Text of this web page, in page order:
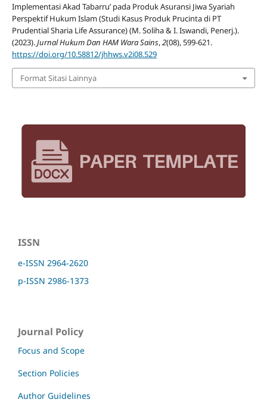
Implementasi Akad Tabarru’ pada Produk Asuransi Jiwa Syariah
Perspektif Hukum Islam (Studi Kasus Produk Prucinta di PT
Prudential Sharia Life Assurance) (M. Soliha & I. Iswandi, Penerj.).
(2023).Jurnal Hukum Dan HAM Wara Sains,2(08), 599-621.
https://doi.org/10.58812/jhhws.v2i08.529
Format Sitasi Lainnya
ISSN
e-ISSN 2964-2620
p-ISSN 2986-1373
Journal Policy
Focus and Scope
Section Policies
Author Guidelines